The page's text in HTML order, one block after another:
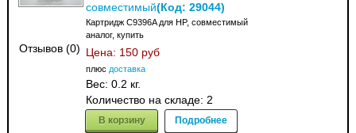
Отзывов (0)
совместимый(Код:29044)
Картридж C9396A для HP, совместимый
аналог, купить
Цена: 150 руб
плюс доставка
Вес:0.2 кг.
Количество на складе:2
В корзину Подробнее